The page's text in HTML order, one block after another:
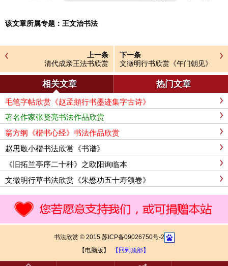
该文章所属专题： 王文治书法
上一条
清代成亲王法书欣赏
下一条
文徵明行书欣赏《午门朝见》
相关文章 热门文章
毛笔字帖欣赏《赵孟頫行书墨迹集字古诗》
著名作家张贤亮书法作品欣赏
翁方纲《楷书心经》书法作品欣赏
赵思敬小楷书法欣赏《书谱》
《旧拓兰亭序二十种》之欧阳询临本
文徵明行草书法欣赏《朱懋功五十寿颂卷》
书法欣赏 © 2015 苏ICP备09026750号-2
【电脑版】
【回到顶部】